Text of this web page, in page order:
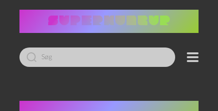
Led
efter: